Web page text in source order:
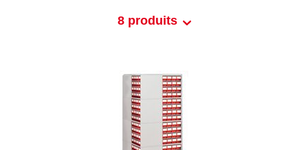
8 produits